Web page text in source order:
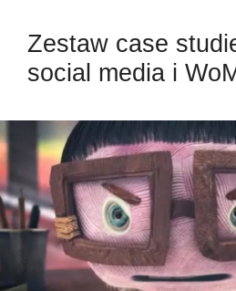
Zestaw case
social media i